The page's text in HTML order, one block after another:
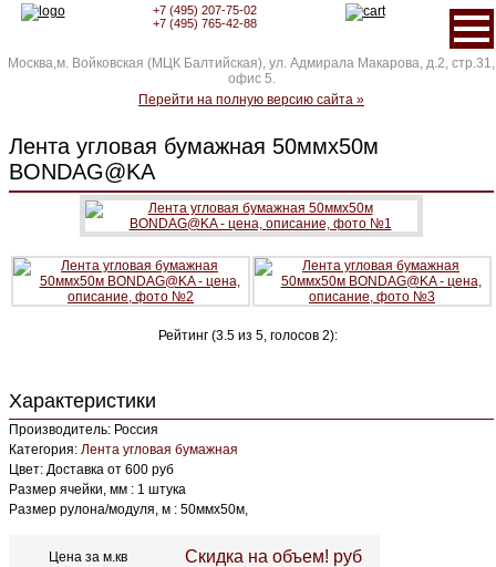
+7 (495) 207-75-02
+7 (495) 765-42-88
Москва,м. Войковская (МЦК Балтийская), ул. Адмирала Макарова, д.2, стр.31,
офис 5.
Перейти на полную версию сайта »
Лента угловая бумажная 50ммх50м
BONDAG@KA
Рейтинг (3.5 из 5, голосов 2):
Характеристики
Производитель: Россия
Категория: Лента угловая бумажная
Цвет: Доставка от 600 руб
Размер ячейки, мм : 1 штука
Размер рулона/модуля, м : 50ммх50м,
Цена за м.кв Скидка на объем! руб